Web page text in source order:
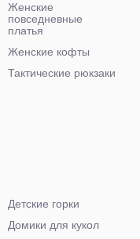
Женские
повседневные
платья
Женские кофты
Тактические рюкзаки
Детские горки
Домики для кукол